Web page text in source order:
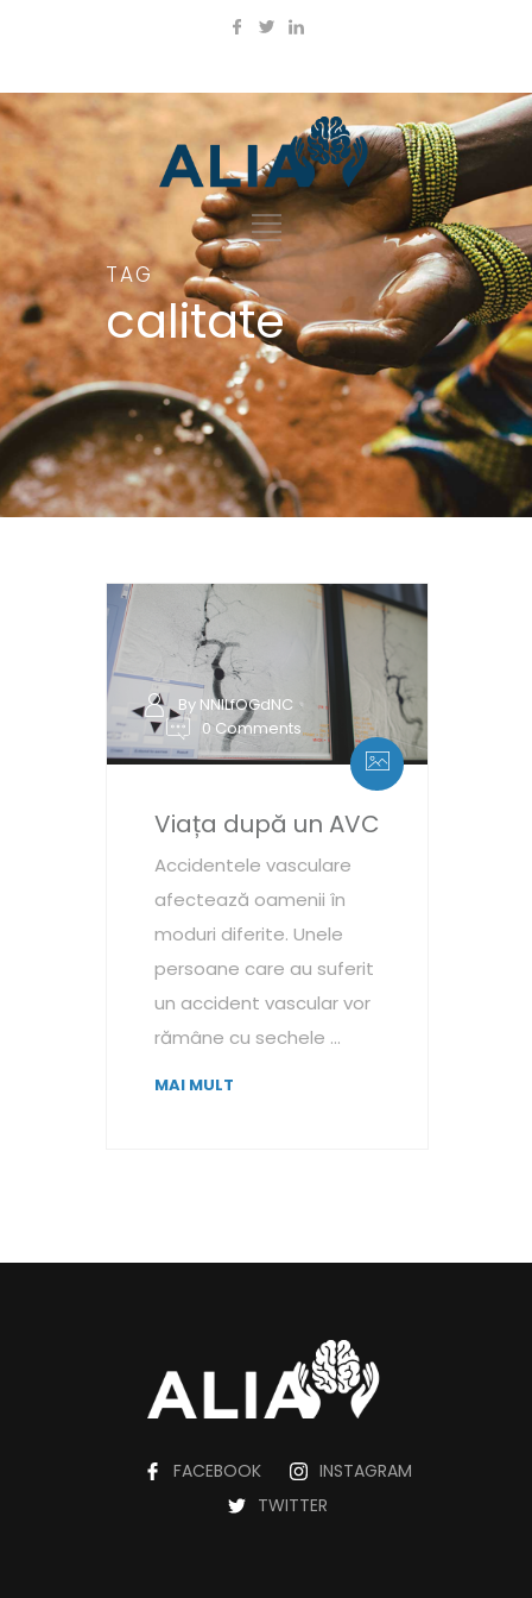
TAG
calitate
By NNILfOGdNC
0 Comments
Viața după un AVC
Accidentele vasculare
afectează oamenii în
moduri diferite. Unele
persoane care au suferit
un accident vascular vor
rămâne cu sechele ...
MAI MULT
FACEBOOK
INSTAGRAM
TWITTER